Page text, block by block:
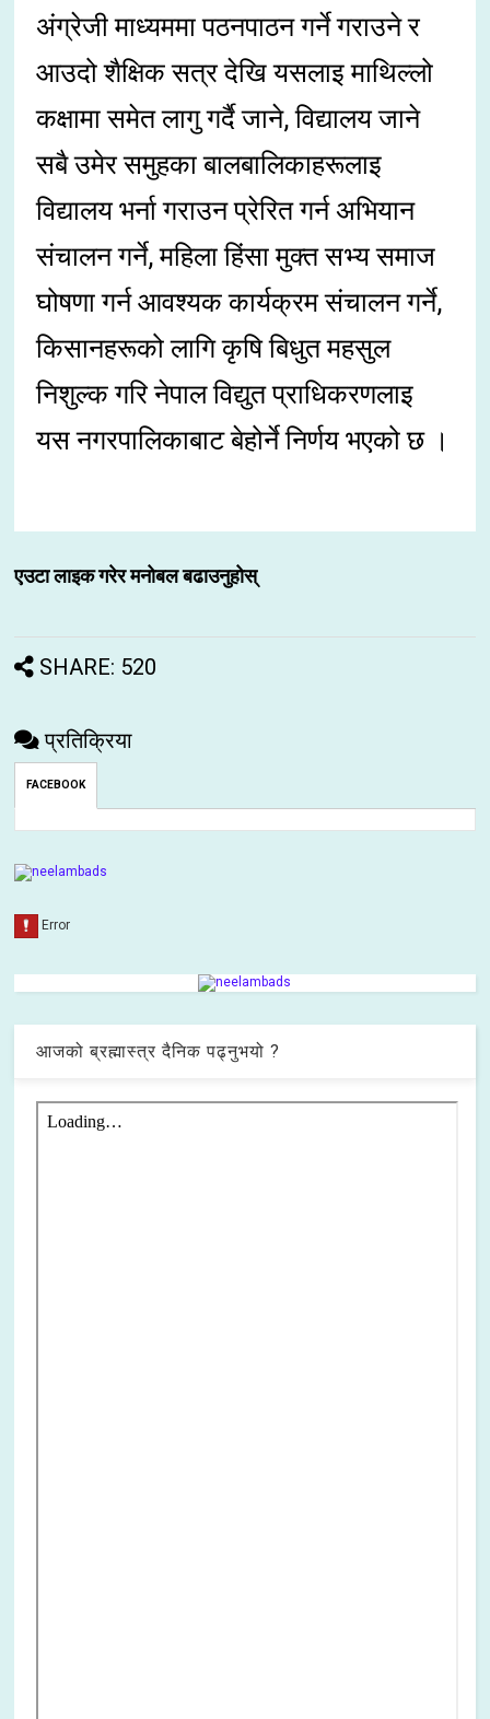
अंग्रेजी माध्यममा पठनपाठन गर्ने गराउने र
आउदो शैक्षिक सत्र देखि यसलाइ माथिल्लो
कक्षामा समेत लागु गर्दै जाने, विद्यालय जाने
सबै उमेर समुहका बालबालिकाहरूलाइ
विद्यालय भर्ना गराउन प्रेरित गर्न अभियान
संचालन गर्ने, महिला हिंसा मुक्त सभ्य समाज
घोषणा गर्न आवश्यक कार्यक्रम संचालन गर्ने,
किसानहरूको लागि कृषि बिधुत महसुल
निशुल्क गरि नेपाल विद्युत प्राधिकरणलाइ
यस नगरपालिकाबाट बेहोर्ने निर्णय भएको छ ।
एउटा लाइक गरेर मनोबल बढाउनुहोस्
SHARE: 520
प्रतिक्रिया
FACEBOOK
आजको ब्रह्मास्त्र दैनिक पढ्नुभयो ?